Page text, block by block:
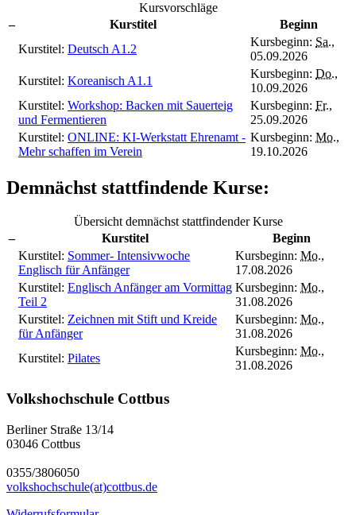
Kursvorschläge
–
Kurstitel
Beginn
Kurstitel: Deutsch A1.2
Kursbeginn: Sa.,
05.09.2026
Kurstitel: Koreanisch A1.1
Kursbeginn: Do.,
10.09.2026
Kurstitel: Workshop: Backen mit Sauerteig
und Fermentieren
Kursbeginn: Fr.,
25.09.2026
Kurstitel: ONLINE: KI-Werkstatt Ehrenamt -
Mehr schaffen im Verein
Kursbeginn: Mo.,
19.10.2026
Demnächst stattfindende Kurse:
Übersicht demnächst stattfindender Kurse
–
Kurstitel
Beginn
Kurstitel: Sommer- Intensivwoche
Englisch für Anfänger
Kursbeginn: Mo.,
17.08.2026
Kurstitel: Englisch Anfänger am Vormittag
Teil 2
Kursbeginn: Mo.,
31.08.2026
Kurstitel: Zeichnen mit Stift und Kreide
für Anfänger
Kursbeginn: Mo.,
31.08.2026
Kurstitel: Pilates
Kursbeginn: Mo.,
31.08.2026
Volkshochschule Cottbus
Berliner Straße 13/14
03046 Cottbus
0355/3806050
volkshochschule(at)cottbus.de